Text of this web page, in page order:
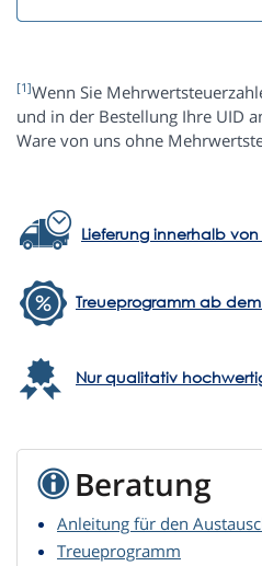
[1]Wenn Sie
und in der Bestellung Ihre UID
Ware von uns ohne
Lieferung innerhalb von
Treueprogramm ab
Nur qualitativ
Beratung
Anleitung für den
Treueprogramm